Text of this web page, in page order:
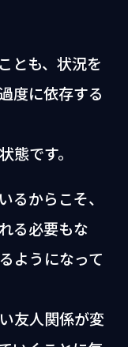
とも、状況を
度に依存する
態です。
るからこそ、
る必要もな
ようになって
友人関係が変